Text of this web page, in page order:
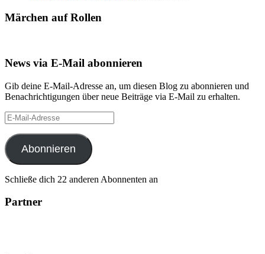
Märchen auf Rollen
News via E-Mail abonnieren
Gib deine E-Mail-Adresse an, um diesen Blog zu abonnieren und
Benachrichtigungen über neue Beiträge via E-Mail zu erhalten.
E-
Mail-
Adresse
Abonnieren
Schließe dich 22 anderen Abonnenten an
Partner